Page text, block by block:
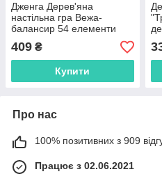
Дженга Дерев'яна
настільна гра Вежа-
балансир 54 елементи
Igroteco Jenga 900088
409 ₴
Купити
Про нас
100% позитивних з 909
Працює з 02.06.2021